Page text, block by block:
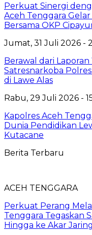
Perkuat Sinergi
Aceh Tenggara
Bersama OKP
Jumat, 31 Juli 2026 -
Berawal dari Laporan
Satresnarkoba
di Lawe Alas
Rabu, 29 Juli 2026 -
Kapolres Aceh
Dunia Pendidikan
Kutacane
Berita Terbaru
ACEH TENGGARA
Perkuat Perang
Tenggara Tegaskan
Hingga ke Akar